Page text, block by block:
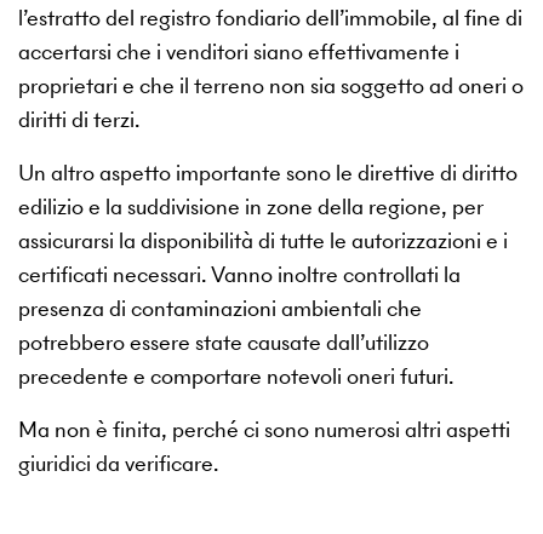
l’estratto del registro fondiario dell’immobile, al fine di
accertarsi che i venditori siano effettivamente i
proprietari e che il terreno non sia soggetto ad oneri o
diritti di terzi.
Un altro aspetto importante sono le direttive di diritto
edilizio e la suddivisione in zone della regione, per
assicurarsi la disponibilità di tutte le autorizzazioni e i
certificati necessari. Vanno inoltre controllati la
presenza di contaminazioni ambientali che
potrebbero essere state causate dall’utilizzo
precedente e comportare notevoli oneri futuri.
Ma non è finita, perché ci sono numerosi altri aspetti
giuridici da verificare.